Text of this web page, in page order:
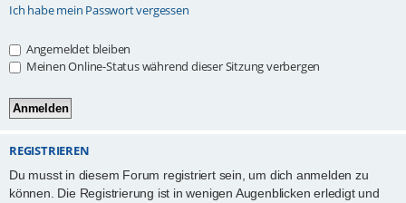
Ich habe mein Passwort vergessen
Angemeldet bleiben
Meinen Online-Status während dieser Sitzung verbergen
REGISTRIEREN
Du musst in diesem Forum registriert sein, um dich anmelden zu
können. Die Registrierung ist in wenigen Augenblicken erledigt und